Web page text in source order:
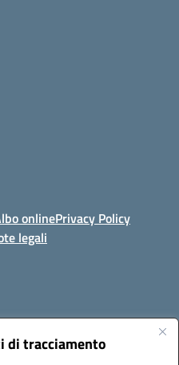
di tracciamento
onlinePrivacy Policy
legali